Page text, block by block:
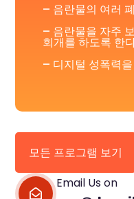
– 음란물의 여러
– 음란물을 자주
회개를 하도록 한
– 디지털 성폭력
모든 프로그램 보기

Email Us on